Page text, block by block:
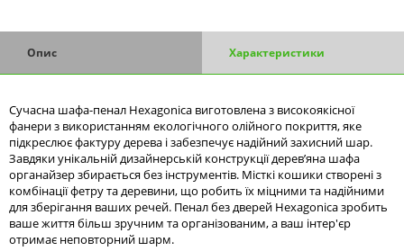
Опис Характеристики
Сучасна шафа-пенал Hexagonica виготовлена з високоякісної
фанери з використанням екологічного олійного покриття, яке
підкреслює фактуру дерева і забезпечує надійний захисний шар.
Завдяки унікальній дизайнерській конструкції дерев’яна шафа
органайзер збирається без інструментів. Місткі кошики створені з
комбінації фетру та деревини, що робить їх міцними та надійними
для зберігання ваших речей. Пенал без дверей Hexagonica зробить
ваше життя більш зручним та організованим, а ваш інтер'єр
отримає неповторний шарм.